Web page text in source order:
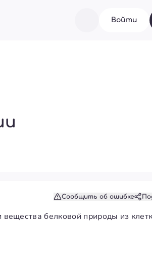
Войти
Сообщить об ошибке
белковой природы из